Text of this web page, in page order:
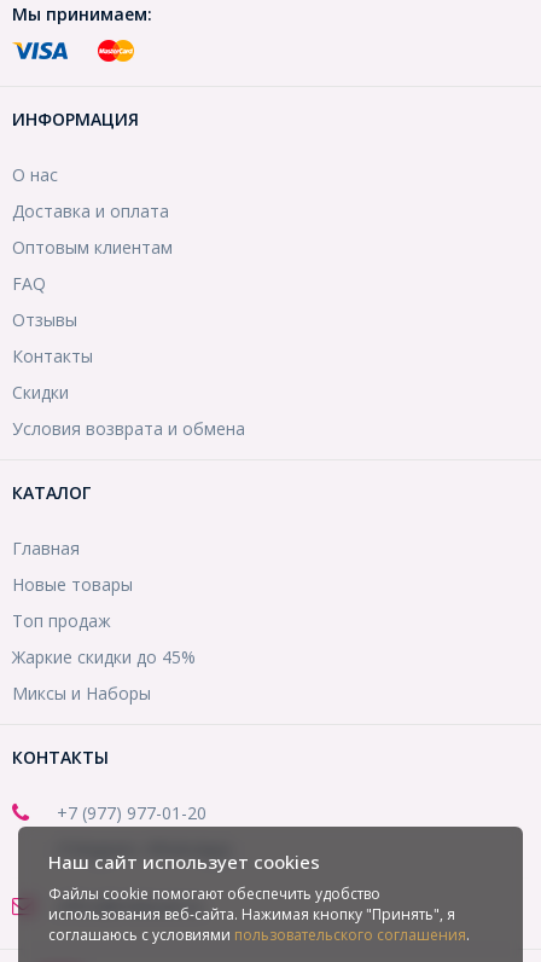
Мы принимаем:
ИНФОРМАЦИЯ
О нас
Доставка и оплата
Оптовым клиентам
FAQ
Отзывы
Контакты
Скидки
Условия возврата и обмена
КАТАЛОГ
Главная
Новые товары
Топ продаж
Жаркие скидки до 45%
Миксы и Наборы
КОНТАКТЫ
+7 (977) 977-01-20
office@mirbusin.ru
Наш сайт использует cookies
Файлы cookie помогают обеспечить удобство
использования веб-сайта. Нажимая кнопку "Принять", я
соглашаюсь с условиями пользовательского соглашения.